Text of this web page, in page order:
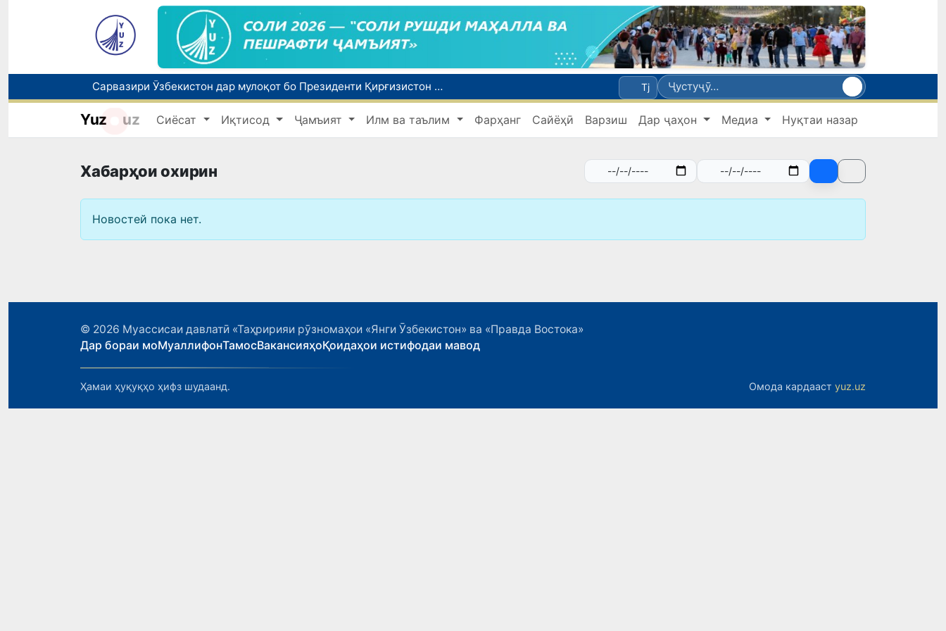
Сарвазири Ӯзбекистон дар мулоқот бо Президенти Қирғизистон дар доираи чорабиниҳои Иттиҳоди иқтисодии АвруОсиё иштирок кард
Дар Қашқадарё анҷумани байналмилалии экологӣ бо иштироки ҷавонон аз нӯҳ кишвар баргузор мешавад
Тошканд ба баргузории чемпионати Осиё оид ба вазнабардорӣ омодагӣ мебинад
Tj
Yuz uz Сиёсат Иқтисод Ҷамъият Илм ва таълим Фарҳанг Сайёҳӣ Варзиш Дар ҷаҳон Медиа Нуқтаи назар
Хабарҳои охирин
Новостей пока нет.
© 2026 Муассисаи давлатӣ «Таҳририяи рӯзномаҳои «Янги Ӯзбекистон» ва «Правда Востока»
Дар бораи моМуаллифонТамосВакансияҳоҚоидаҳои истифодаи мавод
Ҳамаи ҳуқуқҳо ҳифз шудаанд. Омода кардааст yuz.uz